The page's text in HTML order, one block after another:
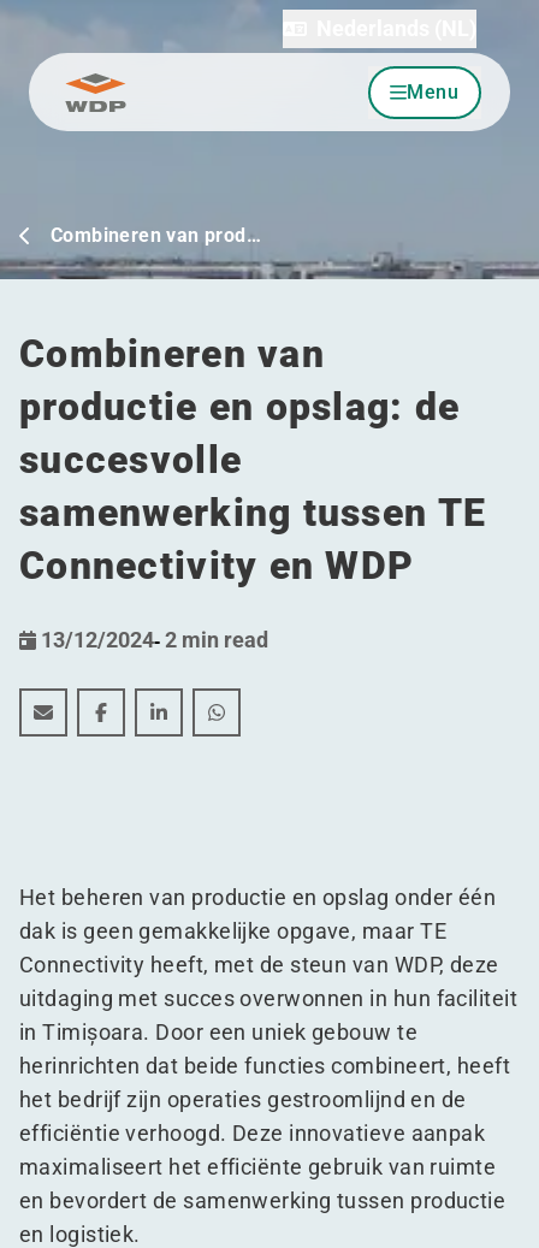
Ga naar inhoud Menu
Combineren van prod…
Combineren van
productie en opslag: de
succesvolle
samenwerking tussen TE
Connectivity en WDP
13/12/2024-2 min read
Combineren van productie en opslag: de succesvolle
Combineren van productie en opslag: de
Combineren van productie en opslag: de
Combineren van productie en
Het beheren van productie en opslag onder één
dak is geen gemakkelijke opgave, maar TE
Connectivity heeft, met de steun van WDP, deze
uitdaging met succes overwonnen in hun faciliteit
in Timișoara. Door een uniek gebouw te
herinrichten dat beide functies combineert, heeft
het bedrijf zijn operaties gestroomlijnd en de
efficiëntie verhoogd. Deze innovatieve aanpak
maximaliseert het efficiënte gebruik van ruimte
en bevordert de samenwerking tussen productie
en logistiek.